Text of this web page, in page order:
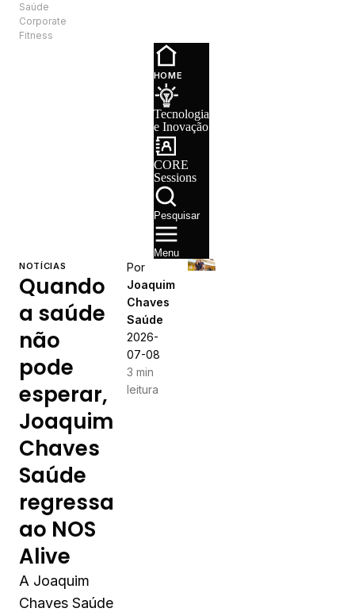
Saúde
Corporate
Fitness
HOME
Tecnologia
e Inovação
CORE
Sessions
Pesquisar
Menu
NOTÍCIAS
Quando
a saúde
não
pode
esperar,
Joaquim
Chaves
Saúde
regressa
ao NOS
Alive
A Joaquim
Chaves Saúde
Por
Joaquim
Chaves
Saúde
2026-
07-08
3 min
leitura